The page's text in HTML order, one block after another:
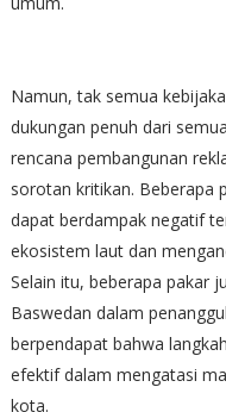
Namun, tak semua
dukungan penuh dari
rencana pembangunan
sorotan kritikan. Beberapa
dapat berdampak negatif
ekosistem laut dan
Selain itu, beberapa pakar
Baswedan dalam
berpendapat bahwa
efektif dalam mengatasi
kota.